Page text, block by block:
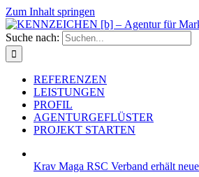
Zum Inhalt springen
Suche nach:
REFERENZEN
LEISTUNGEN
PROFIL
AGENTURGEFLÜSTER
PROJEKT STARTEN
Krav Maga RSC Verband erhält